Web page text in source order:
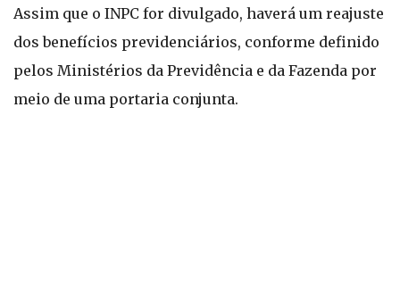
Assim que o INPC for divulgado, haverá um reajuste
dos benefícios previdenciários, conforme definido
pelos Ministérios da Previdência e da Fazenda por
meio de uma portaria conjunta.